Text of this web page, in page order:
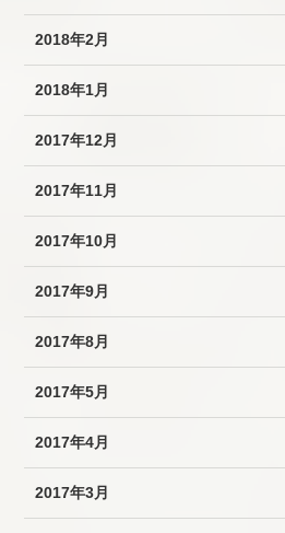
2018年2月
2018年1月
2017年12月
2017年11月
2017年10月
2017年9月
2017年8月
2017年5月
2017年4月
2017年3月